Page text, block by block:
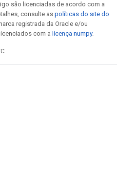
são licenciadas de acordo com a
consulte as políticas do site do
registrada da Oracle e/ou
com a licença numpy.